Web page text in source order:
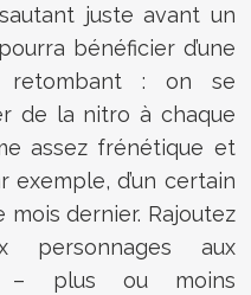
juste avant un
bénéficier d’une
retombant : on se
de la nitro à chaque
assez frénétique et
d’un certain
mois dernier. Rajoutez
aux
– plus ou moins